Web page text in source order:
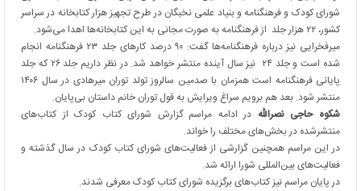
شورای کودک و فرهنگنامه و بنیاد علمی نخبگان در طرح تجهیز هزار کتابخانه در سراسر
کشور، ۲۲ هزار جلد از فرهنگنامه به صورت مجانی به این کتابخانه‌ها اهدا می‌شود.
میرفخرایی نیز درباره فرهنگنامه‌ها گفت: ۹۰ درصد کارهای جلد ۲۳ فرهنگنامه انجام
شده است و جلد ۲۴ نیز سال آینده منتشر خواهد شد. در نظر داریم جلد ۲۶ که جلد
پایانی فرهنگنامه است همزمان با صدمین سالروز تولد توران میرهادی در سال ۱۴۰۶
منتشر شود. بعد هم برویم سراغ ویرایش به قول توران خانم داستان بی‌پایان.
شکوه حاجی نصرالله در ادامه مراسم گزارش شورای کتاب کودک از کتاب‌های
منتشرشده در بخش‌های مختلف را خواند.
در این مراسم همچنین گزارشی از فعالیت‌های شورای کتاب کودک در سال گذشته و
فعالیت‌های بین‌المللی شورا ارائه شد.
در پایان مراسم نیزکتاب‌های برگزیده شورای کتاب کودکمعرفی شدند.